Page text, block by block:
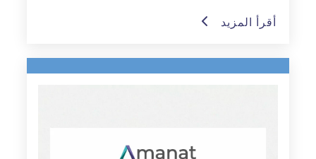
أقرأ المزيد